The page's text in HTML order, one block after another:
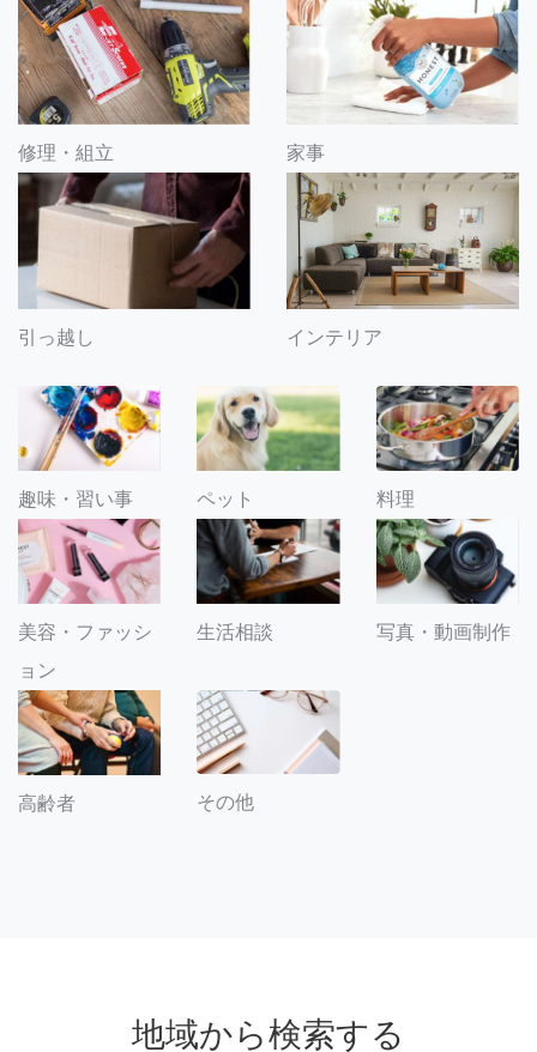
修理・組立 家事
引っ越し インテリア
趣味・習い事 ペット 料理
美容・ファッシ
ョン
生活相談 写真・動画制作
高齢者 その他
地域から検索する